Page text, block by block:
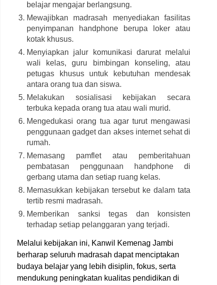
belajar mengajar berlangsung.
Mewajibkan madrasah menyediakan fasilitas
penyimpanan handphone berupa loker atau
kotak khusus.
Menyiapkan jalur komunikasi darurat melalui
wali kelas, guru bimbingan konseling, atau
petugas khusus untuk kebutuhan mendesak
antara orang tua dan siswa.
Melakukan sosialisasi kebijakan secara
terbuka kepada orang tua atau wali murid.
Mengedukasi orang tua agar turut mengawasi
penggunaan gadget dan akses internet sehat di
rumah.
Memasang pamflet atau pemberitahuan
pembatasan penggunaan handphone di
gerbang utama dan setiap ruang kelas.
Memasukkan kebijakan tersebut ke dalam tata
tertib resmi madrasah.
Memberikan sanksi tegas dan konsisten
terhadap setiap pelanggaran yang terjadi.
Melalui kebijakan ini, Kanwil Kemenag Jambi
berharap seluruh madrasah dapat menciptakan
budaya belajar yang lebih disiplin, fokus, serta
mendukung peningkatan kualitas pendidikan di